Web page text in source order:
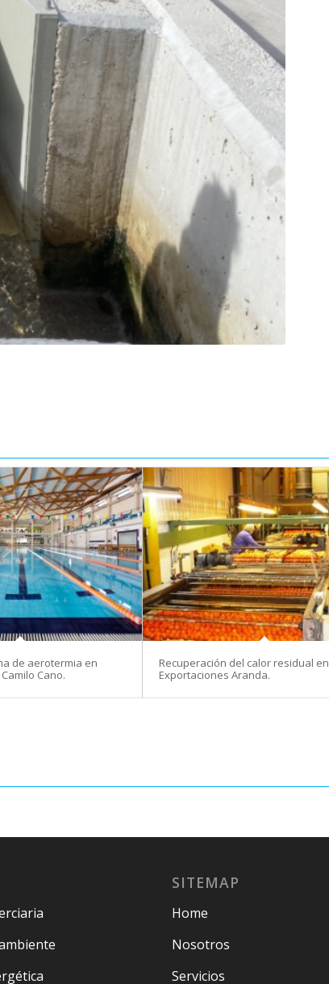
de aerotermia en
Cano.
Recuperación del calor residual en
Exportaciones Aranda.
SITEMAP
Home
Nosotros
Servicios